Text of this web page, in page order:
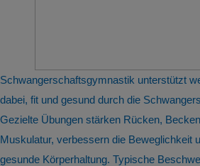
Schwangerschaftsgymnastik unterstützt
dabei, fit und gesund durch die
Gezielte Übungen stärken Rücken,
Muskulatur, verbessern die Beweglichkeit
gesunde Körperhaltung. Typische